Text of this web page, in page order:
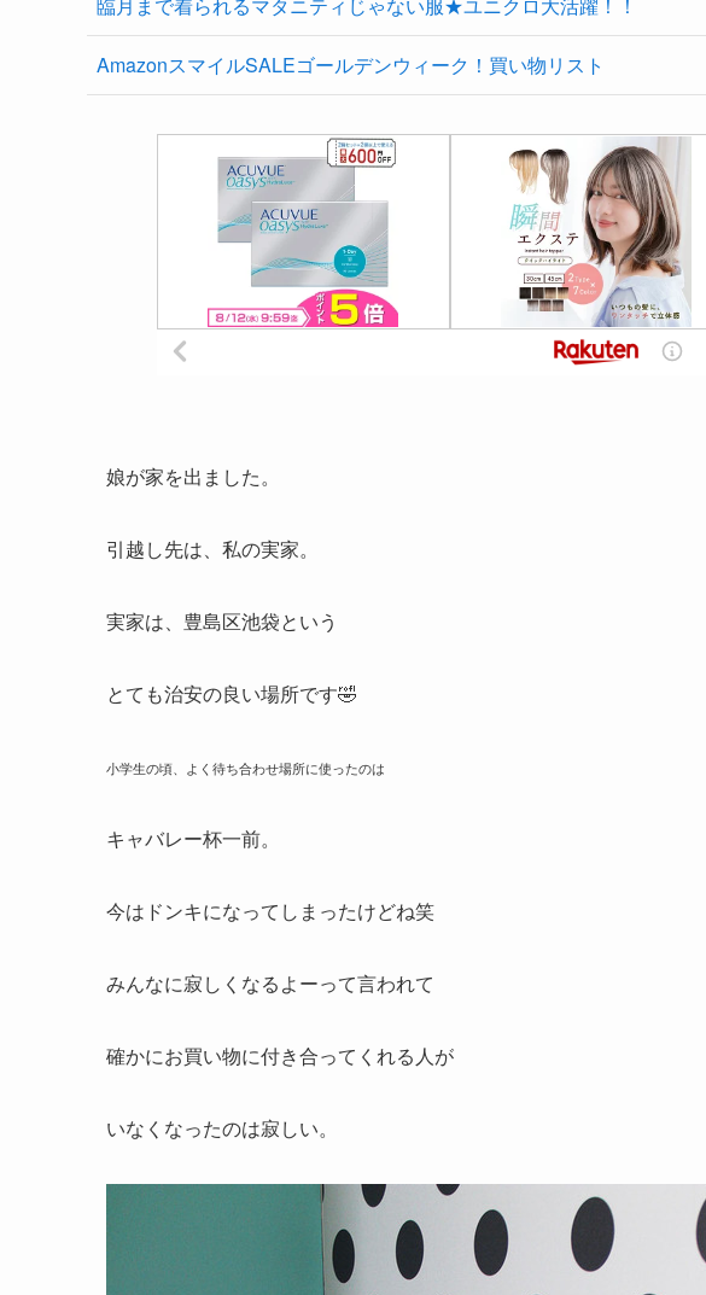
臨月まで着られるマタニティじゃない服★ユニクロ大活躍！！
AmazonスマイルSALEゴールデンウィーク！買い物リスト
娘が家を出ました。
引越し先は、私の実家。
実家は、豊島区池袋という
とても治安の良い場所です🤣
小学生の頃、よく待ち合わせ場所に使ったのは
キャバレー杯一前。
今はドンキになってしまったけどね笑
みんなに寂しくなるよーって言われて
確かにお買い物に付き合ってくれる人が
いなくなったのは寂しい。